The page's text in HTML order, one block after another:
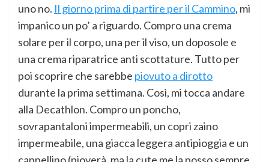
uno no. Il giorno prima di partire per il Cammino, mi
impanico un po’ a riguardo. Compro una crema
solare per il corpo, una per il viso, un doposole e
una crema riparatrice anti scottature. Tutto per
poi scoprire che sarebbe piovuto a dirotto
durante la prima settimana. Così, mi tocca andare
alla Decathlon. Compro un poncho,
sovrapantaloni impermeabili, un copri zaino
impermeabile, una giacca leggera antipioggia e un